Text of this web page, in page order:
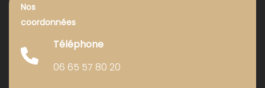
Nos
coordonnées
Téléphone
06 65 57 80 20